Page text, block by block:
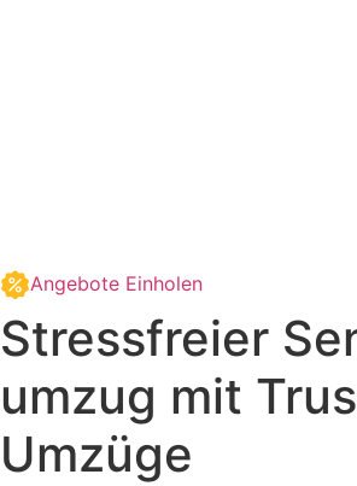
Angebote Einholen
Stressfreier
umzug mit
Umzüge